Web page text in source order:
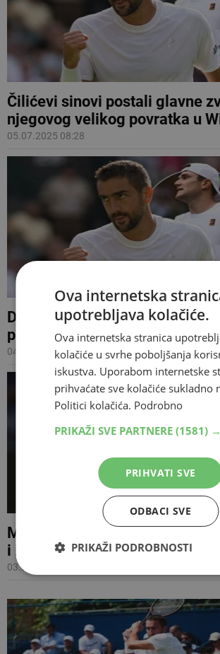
Čilićevi sinovi postali glavne
njegovog velikog povratka u
05.07.2025 08:28
Draper pohvalio Čilića: 'Ne
protiv takvih igrača'
04.07.2025 08:34
Marin Čilić pobijedio četvrtog
i izborio treće kolo Wimbledona
03.07.2025 21:03
Ova internetska
upotrebljava kolačiće.
Ova internetska stranica
kolačiće u svrhe poboljšanja
iskustva. Uporabom internetske
prihvaćate sve kolačiće sukladno
Politici kolačića. Podrobno
PRIKAŽI SVE PARTNERE (1581) →
PRIHVATI SVE
ODBACI SVE
PRIKAŽI PODROBNOSTI